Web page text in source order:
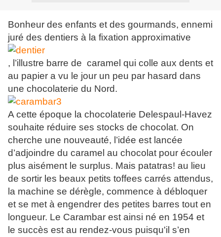
Bonheur des enfants et des gourmands, ennemi
juré des dentiers à la fixation approximative
, l’illustre barre de caramel qui colle aux dents et
au papier a vu le jour un peu par hasard dans
une chocolaterie du Nord.
A cette époque la chocolaterie Delespaul-Havez
souhaite réduire ses stocks de chocolat. On
cherche une nouveauté, l’idée est lancée
d’adjoindre du caramel au chocolat pour écouler
plus aisément le surplus. Mais patatras! au lieu
de sortir les beaux petits toffees carrés attendus,
la machine se dérègle, commence à débloquer
et se met à engendrer des petites barres tout en
longueur. Le Carambar est ainsi né en 1954 et
le succès est au rendez-vous puisqu'il s’en